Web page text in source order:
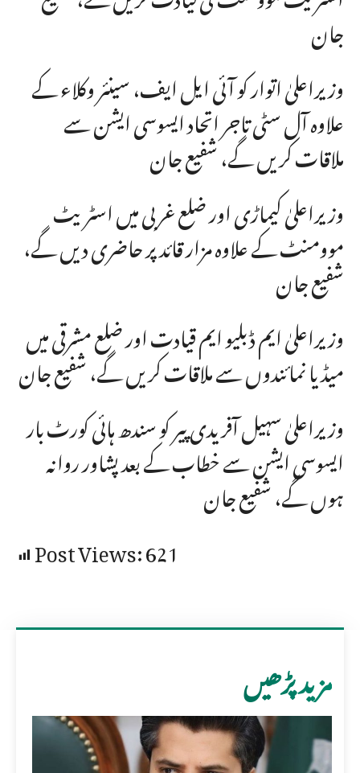
جان
وزیراعلیٰ اتوار کو آئی ایل ایف، سینئر وکلاء کے
علاوہ آل سٹی تاجر اتحاد ایسوسی ایشن سے
ملاقات کریں گے، شفیع جان
وزیراعلیٰ کیماڑی اور ضلع غربی میں اسٹریٹ
موومنٹ کے علاوہ مزار قائد پر حاضری دیں گے،
شفیع جان
وزیراعلیٰ ایم ڈبلیو ایم قیادت اور ضلع مشرقی میں
میڈیا نمائندوں سے ملاقات کریں گے، شفیع جان
وزیراعلیٰ سہیل آفریدی پیر کو سندھ ہائی کورٹ بار
ایسوسی ایشن سے خطاب کے بعد پشاور روانہ
ہوں گے، شفیع جان
Post Views:621
مزید پڑھیں